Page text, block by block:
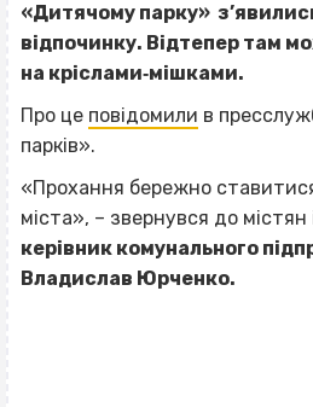
«Дитячому парку»
відпочинку. Відтепер там
на кріслами‐мішками.
Про це повідомили в
парків».
«Прохання бережно
міста», – звернувся до містян
керівник комунального
Владислав Юрченко.